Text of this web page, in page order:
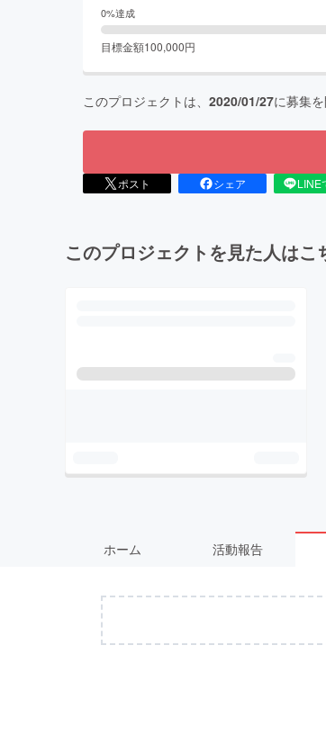
0%達成
目標金額100,000円
このプロジェクトは、 2020/01/27に募集を
ポスト シェア LINE
このプロジェクトを見た人は
ホーム 活動報告